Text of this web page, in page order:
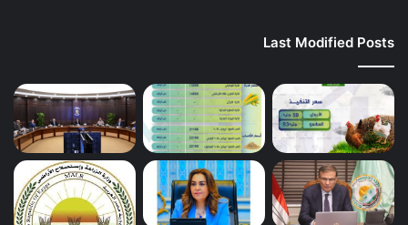
Last Modified Posts